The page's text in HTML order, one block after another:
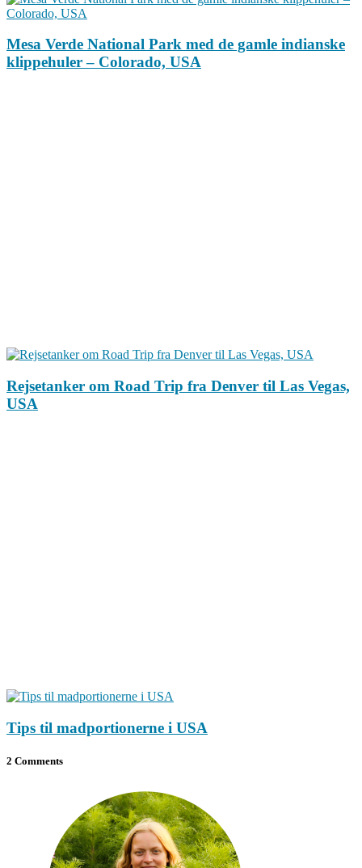
Mesa Verde National Park med de gamle indianske
klippehuler – Colorado, USA
Rejsetanker om Road Trip fra Denver til Las Vegas,
USA
Tips til madportionerne i USA
2 Comments